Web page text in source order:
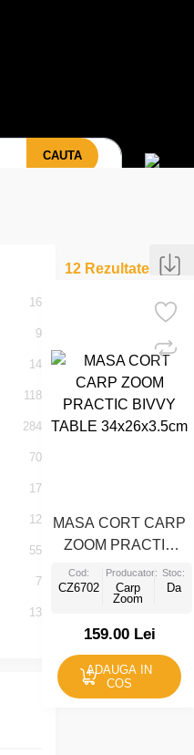
CAUTA
16
9
14
118
284
70
17
12
55
7
13
12 Rezultate
MASA CORT CARP
ZOOM PRACTIC
BIVVY TABLE
34x26x3.5cm
Cod:
CZ6702
Producator:
Carp
Zoom
Stoc:
Da
159.00 Lei
ADAUGA IN
COS